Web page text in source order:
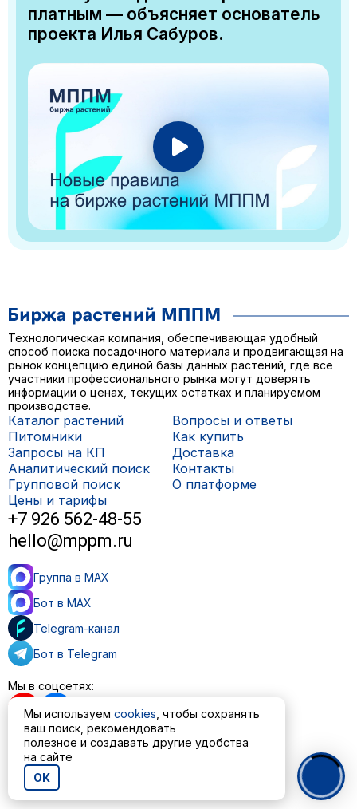
платным — объясняет основатель
проекта Илья Сабуров.
Технологическая компания, обеспечивающая удобный
способ поиска посадочного материала и продвигающая на
рынок концепцию единой базы данных растений, где все
участники профессионального рынка могут доверять
информации о ценах, текущих остатках и планируемом
производстве.
Каталог растений
Питомники
Запросы на КП
Аналитический поиск
Групповой поиск
Цены и тарифы
Вопросы и ответы
Как купить
Доставка
Контакты
О платформе
+7 926 562-48-55
hello@mppm.ru
Группа в MAX
Бот в MAX
Telegram-канал
Бот в Telegram
Мы в соцсетях:
Пользовательское соглашение
Политика обработки персональных данных
© ООО «МППМ» 2023—2026
Мы используем cookies , чтобы сохранять
ваш поиск, рекомендовать
полезное и создавать другие удобства
на сайте
ОК